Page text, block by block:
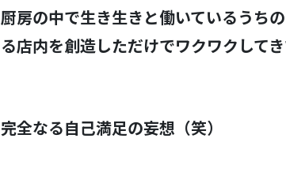
厨房の中で生き生きと働いているうち
る店内を創造しただけでワクワクしてき
完全なる自己満足の妄想（笑）